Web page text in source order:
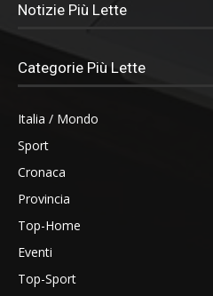
Notizie Più Lette
Categorie Più Lette
Italia / Mondo
Sport
Cronaca
Provincia
Top-Home
Eventi
Top-Sport